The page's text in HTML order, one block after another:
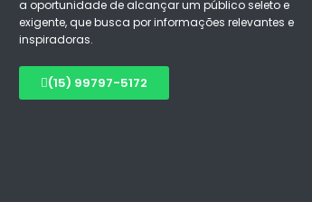
a oportunidade de alcançar um público seleto e
exigente, que busca por informações relevantes e
inspiradoras.
(15) 99797-5172